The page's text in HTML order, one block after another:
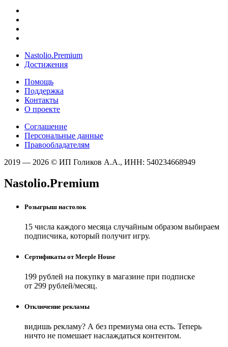
Nastolio.Premium
Достижения
Помощь
Поддержка
Контакты
О проекте
Соглашение
Персональные данные
Правообладателям
2019 — 2026 © ИП Голиков А.А., ИНН: 540234668949
Nastolio.Premium
Розыгрыш настолок
15 числа каждого месяца случайным образом выбираем
подписчика, который получит игру.
Сертификаты от Meeple House
199 рублей на покупку в магазине при подписке
от 299 рублей/месяц.
Отключение рекламы
видишь рекламу? А без премиума она есть. Теперь
ничто не помешает наслаждаться контентом.